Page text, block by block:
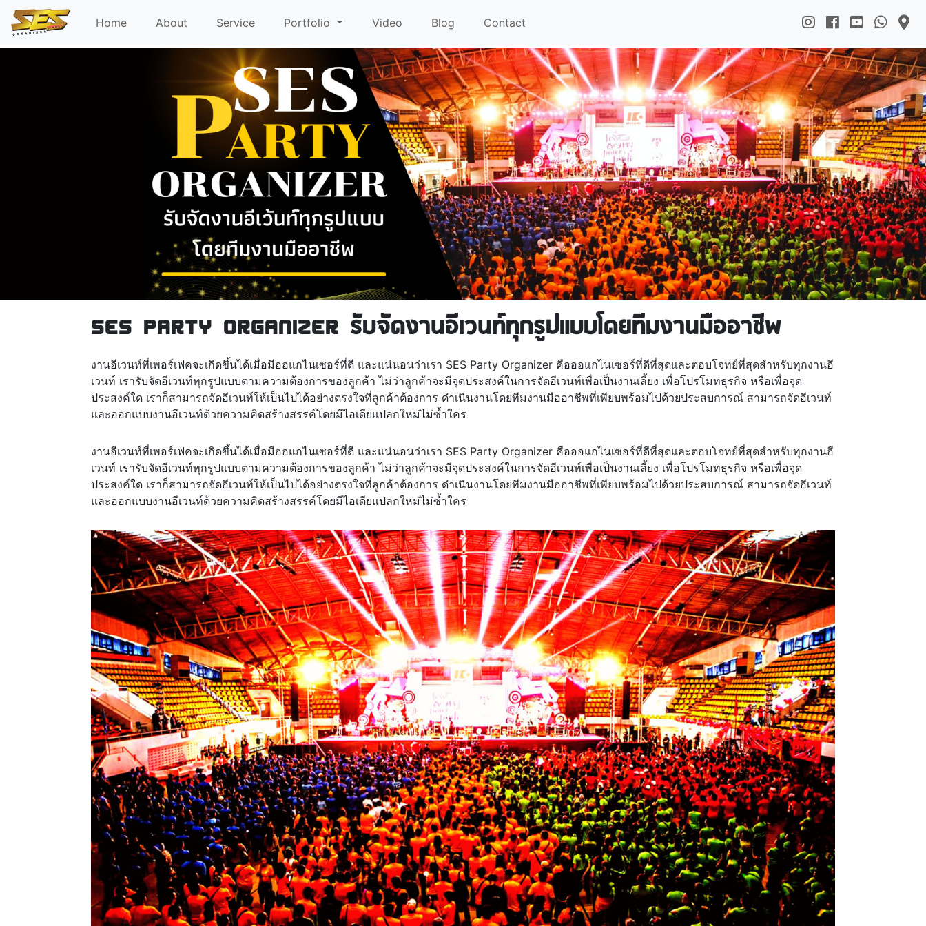
Home About Service Portfolio Video Blog Contact
SES Party Organizer รับจัดงานอีเวนท์ทุกรูปแบบโดยทีมงานมืออาชีพ
งานอีเวนท์ที่เพอร์เฟคจะเกิดขึ้นได้เมื่อมีออแกไนเซอร์ที่ดี และแน่นอนว่าเรา SES Party Organizer คือออแกไนเซอร์ที่ดีที่สุดและตอบโจทย์ที่สุดสำหรับทุกงานอี
เวนท์ เรารับจัดอีเวนท์ทุกรูปแบบตามความต้องการของลูกค้า ไม่ว่าลูกค้าจะมีจุดประสงค์ในการจัดอีเวนท์เพื่อเป็นงานเลี้ยง เพื่อโปรโมทธุรกิจ หรือเพื่อจุด
ประสงค์ใด เราก็สามารถจัดอีเวนท์ให้เป็นไปได้อย่างตรงใจที่ลูกค้าต้องการ ดำเนินงานโดยทีมงานมืออาชีพที่เพียบพร้อมไปด้วยประสบการณ์ สามารถจัดอีเวนท์
และออกแบบงานอีเวนท์ด้วยความคิดสร้างสรรค์โดยมีไอเดียแปลกใหม่ไม่ซ้ำใคร
งานอีเวนท์ที่เพอร์เฟคจะเกิดขึ้นได้เมื่อมีออแกไนเซอร์ที่ดี และแน่นอนว่าเรา SES Party Organizer คือออแกไนเซอร์ที่ดีที่สุดและตอบโจทย์ที่สุดสำหรับทุกงานอี
เวนท์ เรารับจัดอีเวนท์ทุกรูปแบบตามความต้องการของลูกค้า ไม่ว่าลูกค้าจะมีจุดประสงค์ในการจัดอีเวนท์เพื่อเป็นงานเลี้ยง เพื่อโปรโมทธุรกิจ หรือเพื่อจุด
ประสงค์ใด เราก็สามารถจัดอีเวนท์ให้เป็นไปได้อย่างตรงใจที่ลูกค้าต้องการ ดำเนินงานโดยทีมงานมืออาชีพที่เพียบพร้อมไปด้วยประสบการณ์ สามารถจัดอีเวนท์
และออกแบบงานอีเวนท์ด้วยความคิดสร้างสรรค์โดยมีไอเดียแปลกใหม่ไม่ซ้ำใคร